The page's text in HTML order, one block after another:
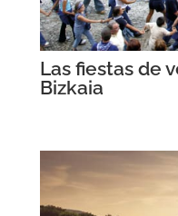
Las fiestas de
Bizkaia